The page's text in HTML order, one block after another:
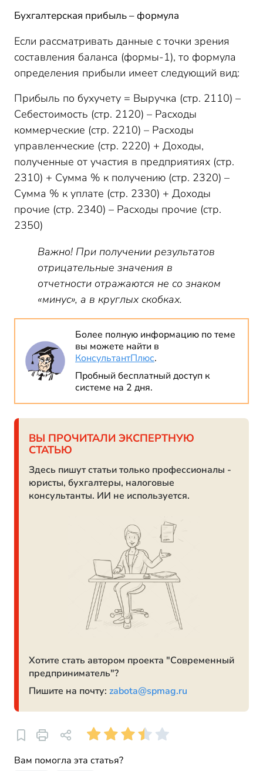
Бухгалтерская прибыль – формула
Если рассматривать данные с точки зрения
составления баланса (формы-1), то формула
определения прибыли имеет следующий вид:
Прибыль по бухучету = Выручка (стр. 2110) –
Себестоимость (стр. 2120) – Расходы
коммерческие (стр. 2210) – Расходы
управленческие (стр. 2220) + Доходы,
полученные от участия в предприятиях (стр.
2310) + Сумма % к получению (стр. 2320) –
Сумма % к уплате (стр. 2330) + Доходы
прочие (стр. 2340) – Расходы прочие (стр.
2350)
Важно! При получении результатов
отрицательные значения в
отчетности отражаются не со знаком
«минус», а в круглых скобках.
Более полную информацию по теме
вы можете найти в
КонсультантПлюс.
Пробный бесплатный доступ к
системе на 2 дня.
ВЫ ПРОЧИТАЛИ ЭКСПЕРТНУЮ
СТАТЬЮ
Здесь пишут статьи только профессионалы -
юристы, бухгалтеры, налоговые
консультанты. ИИ не используется.
Хотите стать автором проекта "Современный
предприниматель"?
Пишите на почту: zabota@spmag.ru
Вам помогла эта статья?